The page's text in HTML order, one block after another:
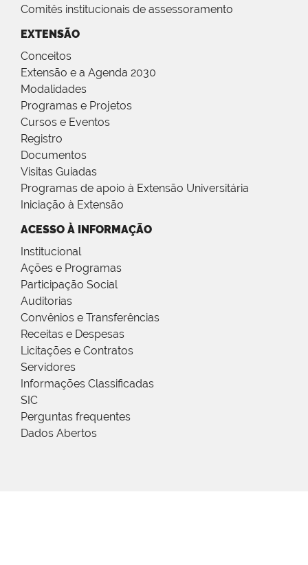
Comitês institucionais de assessoramento
EXTENSÃO
Conceitos
Extensão e a Agenda 2030
Modalidades
Programas e Projetos
Cursos e Eventos
Registro
Documentos
Visitas Guiadas
Programas de apoio à Extensão Universitária
Iniciação à Extensão
ACESSO À INFORMAÇÃO
Institucional
Ações e Programas
Participação Social
Auditorias
Convênios e Transferências
Receitas e Despesas
Licitações e Contratos
Servidores
Informações Classificadas
SIC
Perguntas frequentes
Dados Abertos